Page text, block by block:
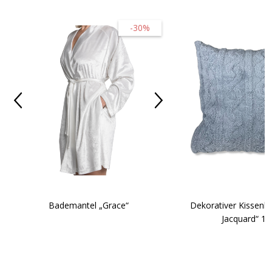
-30%
Bademantel „Grace“
Dekorativer
Jacquard“ 1